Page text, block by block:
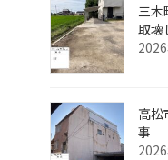
三木
取壊
高松
事